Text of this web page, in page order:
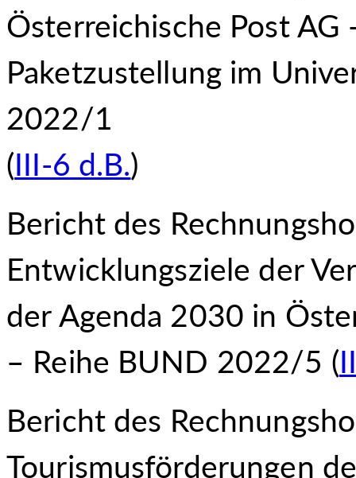
Österreichische Post
Paketzustellung im
2022/1
(III-6 d.B.)
Bericht des
Entwicklungsziele der Ver
der Agenda 2030 in
– Reihe BUND 2022/5 (
Bericht des
Tourismusförderungen